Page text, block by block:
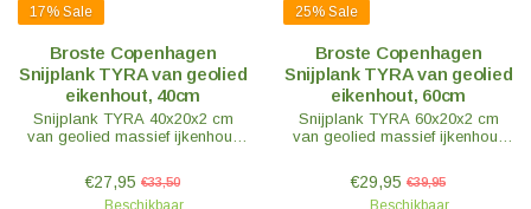
17% Sale
Broste Copenhagen
Snijplank TYRA van geolied
eikenhout, 40cm
Snijplank TYRA 40x20x2 cm
van geolied massief ijkenhout.
de snijplank ook prachtig in de
keuken.
€27,95 €33,50
Beschikbaar
25% Sale
Broste Copenhagen
Snijplank TYRA van geolied
eikenhout, 60cm
Snijplank TYRA 60x20x2 cm
van geolied massief ijkenhout.
de snijplank ook prachtig in de
keuken.
€29,95 €39,95
Beschikbaar